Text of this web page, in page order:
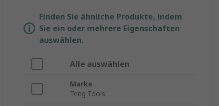
Finden Sie ähnliche Produkte, indem
Sie ein oder mehrere Eigenschaften
auswählen.
Alle auswählen
Marke
Teng Tools